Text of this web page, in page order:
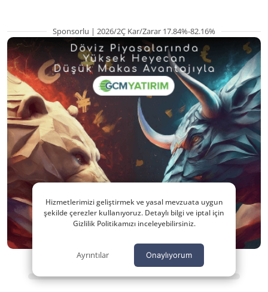
Sponsorlu | 2026/2Ç Kar/Zarar 17.84%-82.16%
Hizmetlerimizi geliştirmek ve yasal mevzuata uygun
şekilde çerezler kullanıyoruz. Detaylı bilgi ve iptal için
Gizlilik Politikamızı inceleyebilirsiniz.
Ayrıntılar Onaylıyorum